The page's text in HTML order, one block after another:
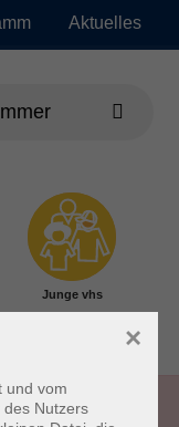
Aktuelles
Junge vhs
und vom
Nutzers
×